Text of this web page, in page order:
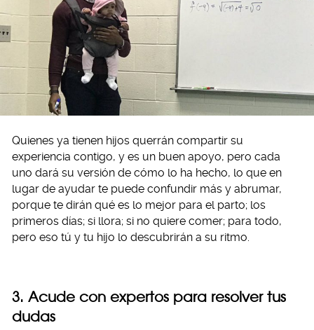
Quienes ya tienen hijos querrán compartir su
experiencia contigo, y es un buen apoyo, pero cada
uno dará su versión de cómo lo ha hecho, lo que en
lugar de ayudar te puede confundir más y abrumar,
porque te dirán qué es lo mejor para el parto; los
primeros días; si llora; si no quiere comer; para todo,
pero eso tú y tu hijo lo descubrirán a su ritmo.
3. Acude con expertos para resolver tus
dudas